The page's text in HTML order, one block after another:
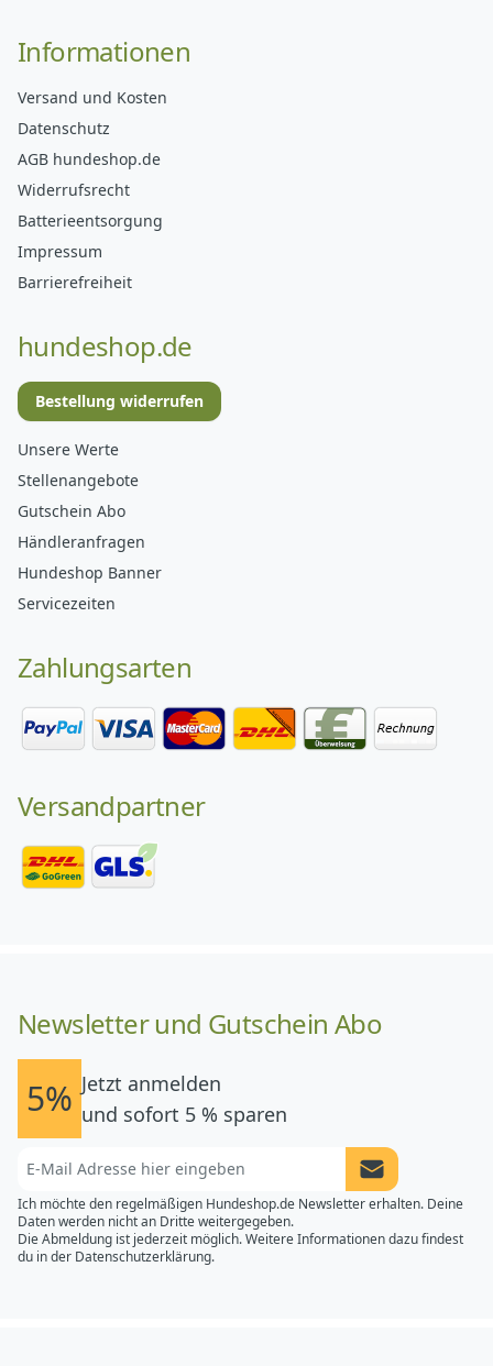
Informationen
Versand und Kosten
Datenschutz
AGB hundeshop.de
Widerrufsrecht
Batterieentsorgung
Impressum
Barrierefreiheit
hundeshop.de
Bestellung widerrufen
Unsere Werte
Stellenangebote
Gutschein Abo
Händleranfragen
Hundeshop Banner
Servicezeiten
Zahlungsarten
Versandpartner
Newsletter und Gutschein Abo
5% Jetzt anmelden
und sofort 5 % sparen
Newsletter
Ich möchte den regelmäßigen Hundeshop.de Newsletter erhalten. Deine
Daten werden nicht an Dritte weitergegeben.
Die Abmeldung ist jederzeit möglich. Weitere Informationen dazu findest
du in der Datenschutzerklärung.